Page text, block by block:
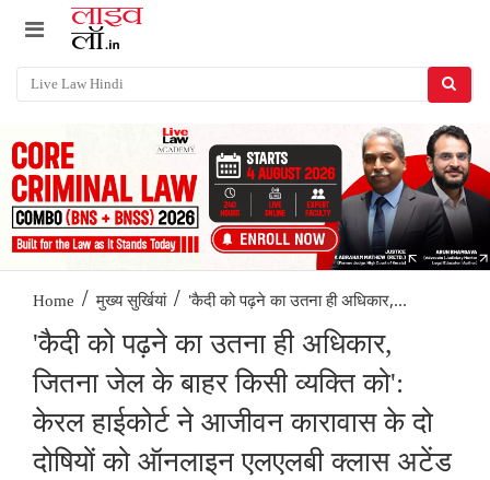
Home / मुख्य सुर्खियां / 'कैदी को पढ़ने का उतना ही अधिकार,...
'कैदी को पढ़ने का उतना ही अधिकार,
जितना जेल के बाहर किसी व्यक्ति को':
केरल हाईकोर्ट ने आजीवन कारावास के दो
दोषियों को ऑनलाइन एलएलबी क्लास अटेंड